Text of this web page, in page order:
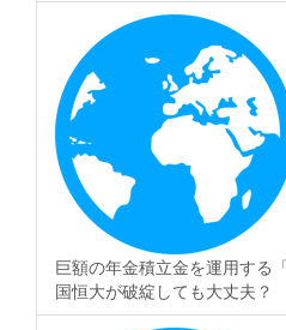
巨額の年金積立金を運用する
国恒大が破綻しても大丈夫？